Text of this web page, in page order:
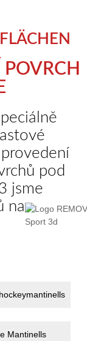
pod
jsme
na
Mantinells